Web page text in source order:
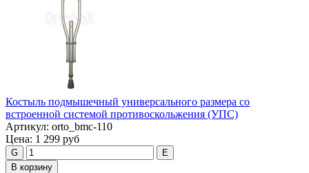
Костыль подмышечный универсального размера со
встроенной системой противоскольжения (УПС)
Артикул: orto_bmc-110
Цена: 1 299 руб
G
E
В корзину